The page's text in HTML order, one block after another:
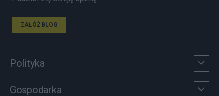
ZAŁÓŻ BLOG
Polityka
Gospodarka